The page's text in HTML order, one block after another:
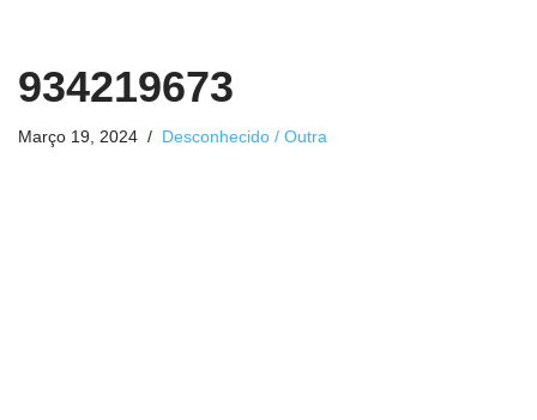
934219673
Março 19, 2024 Desconhecido / Outra